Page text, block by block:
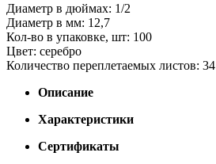
Диаметр в дюймах: 1/2
Диаметр в мм: 12,7
Кол-во в упаковке, шт: 100
Цвет: серебро
Количество переплетаемых листов: 34
Описание
Характеристики
Сертификаты